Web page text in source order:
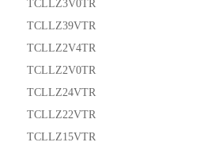
TCLLZ3V0TR
TCLLZ39VTR
TCLLZ2V4TR
TCLLZ2V0TR
TCLLZ24VTR
TCLLZ22VTR
TCLLZ15VTR